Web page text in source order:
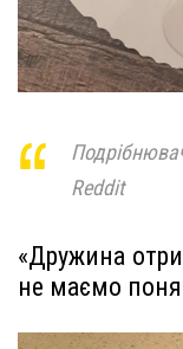
Reddit
«Дружина
не маємо